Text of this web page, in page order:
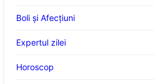
Boli și Afecțiuni
Expertul zilei
Horoscop